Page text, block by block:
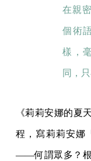
在親
個術
樣，
同，
《莉莉安娜的夏
程，寫莉莉安娜
——何謂眾多？根